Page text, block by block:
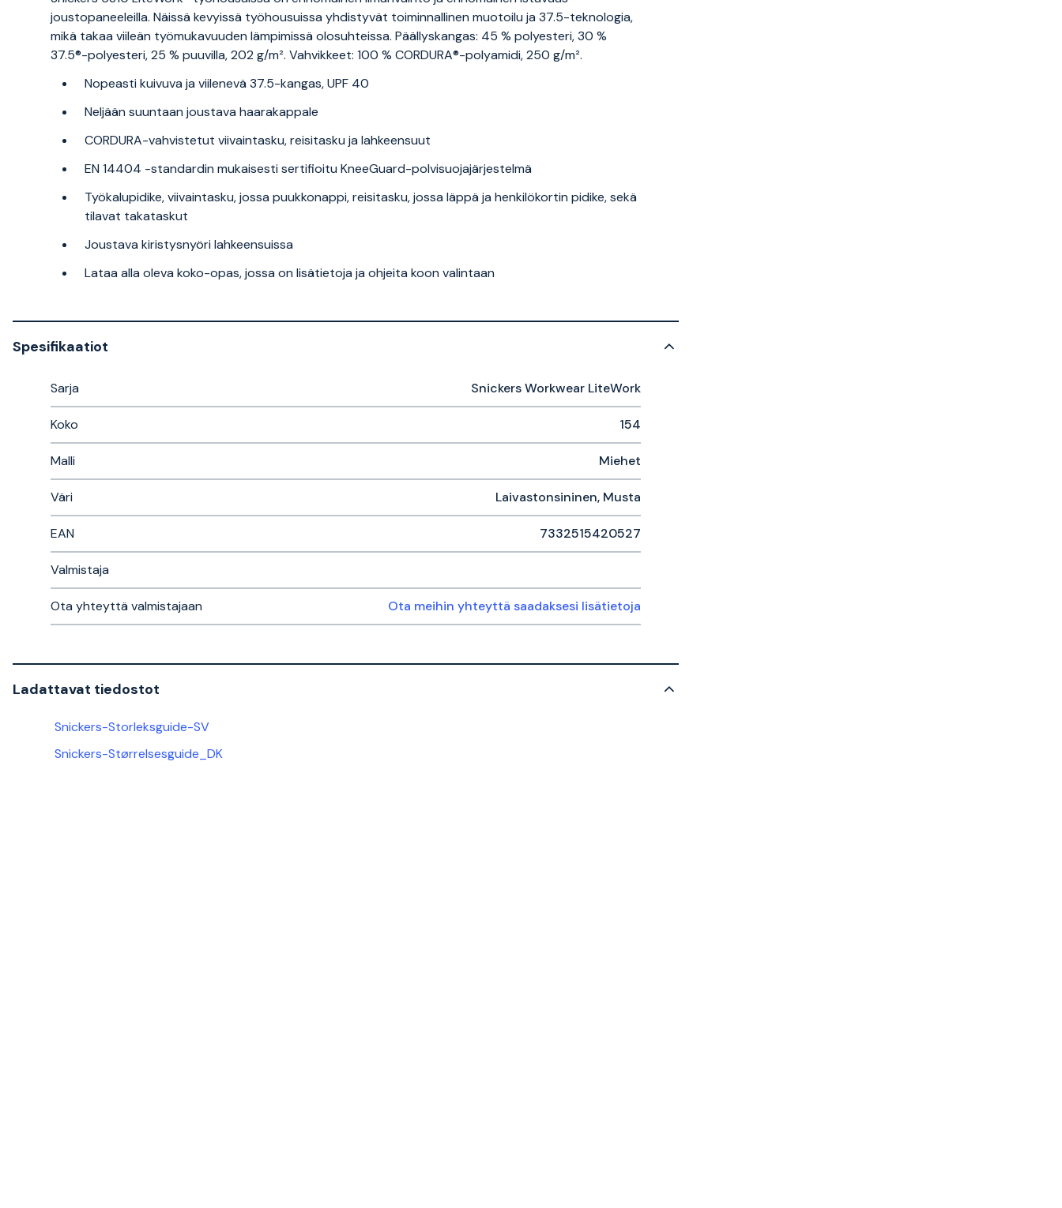
joustopaneeleilla. Näissä kevyissä työhousuissa yhdistyvät toiminnallinen muotoilu ja 37.5-teknologia,
mikä takaa viileän työmukavuuden lämpimissä olosuhteissa. Päällyskangas: 45 % polyesteri, 30 %
37.5®-polyesteri, 25 % puuvilla, 202 g/m². Vahvikkeet: 100 % CORDURA®-polyamidi, 250 g/m².
Nopeasti kuivuva ja viilenevä 37.5-kangas, UPF 40
Neljään suuntaan joustava haarakappale
CORDURA-vahvistetut viivaintasku, reisitasku ja lahkeensuut
EN 14404 -standardin mukaisesti sertifioitu KneeGuard-polvisuojajärjestelmä
Työkalupidike, viivaintasku, jossa puukkonappi, reisitasku, jossa läppä ja henkilökortin pidike, sekä
tilavat takataskut
Joustava kiristysnyöri lahkeensuissa
Lataa alla oleva koko-opas, jossa on lisätietoja ja ohjeita koon valintaan
Spesifikaatiot
Sarja Snickers Workwear LiteWork
Koko 154
Malli Miehet
Väri Laivastonsininen, Musta
EAN 7332515420527
Valmistaja
Ota yhteyttä valmistajaan Ota meihin yhteyttä saadaksesi lisätietoja
Ladattavat tiedostot
Snickers-Storleksguide-SV
Snickers-Størrelsesguide_DK